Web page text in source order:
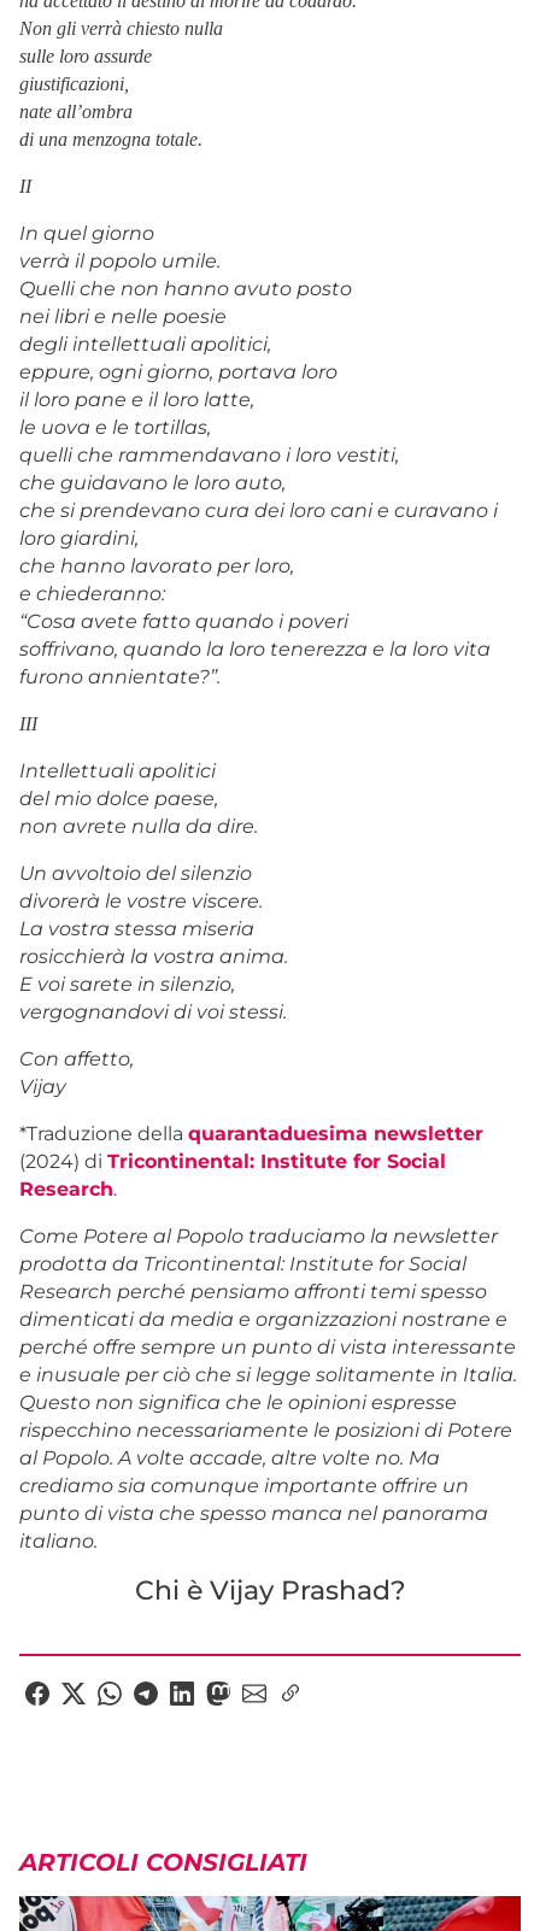
Non gli verrà chiesto nulla
sulle loro assurde
giustificazioni,
nate all’ombra
di una menzogna totale.
II
In quel giorno
verrà il popolo umile.
Quelli che non hanno avuto posto
nei libri e nelle poesie
degli intellettuali apolitici,
eppure, ogni giorno, portava loro
il loro pane e il loro latte,
le uova e le tortillas,
quelli che rammendavano i loro vestiti,
che guidavano le loro auto,
che si prendevano cura dei loro cani e curavano i
loro giardini,
che hanno lavorato per loro,
e chiederanno:
“Cosa avete fatto quando i poveri
soffrivano, quando la loro tenerezza e la loro vita
furono annientate?”.
III
Intellettuali apolitici
del mio dolce paese,
non avrete nulla da dire.
Un avvoltoio del silenzio
divorerà le vostre viscere.
La vostra stessa miseria
rosicchierà la vostra anima.
E voi sarete in silenzio,
vergognandovi di voi stessi.
Con affetto,
Vijay
*Traduzione della quarantaduesima newsletter
(2024) di Tricontinental: Institute for Social
Research.
Come Potere al Popolo traduciamo la newsletter
prodotta da Tricontinental: Institute for Social
Research perché pensiamo affronti temi spesso
dimenticati da media e organizzazioni nostrane e
perché offre sempre un punto di vista interessante
e inusuale per ciò che si legge solitamente in Italia.
Questo non significa che le opinioni espresse
rispecchino necessariamente le posizioni di Potere
al Popolo. A volte accade, altre volte no. Ma
crediamo sia comunque importante offrire un
punto di vista che spesso manca nel panorama
italiano.
Chi è Vijay Prashad?
ARTICOLI CONSIGLIATI